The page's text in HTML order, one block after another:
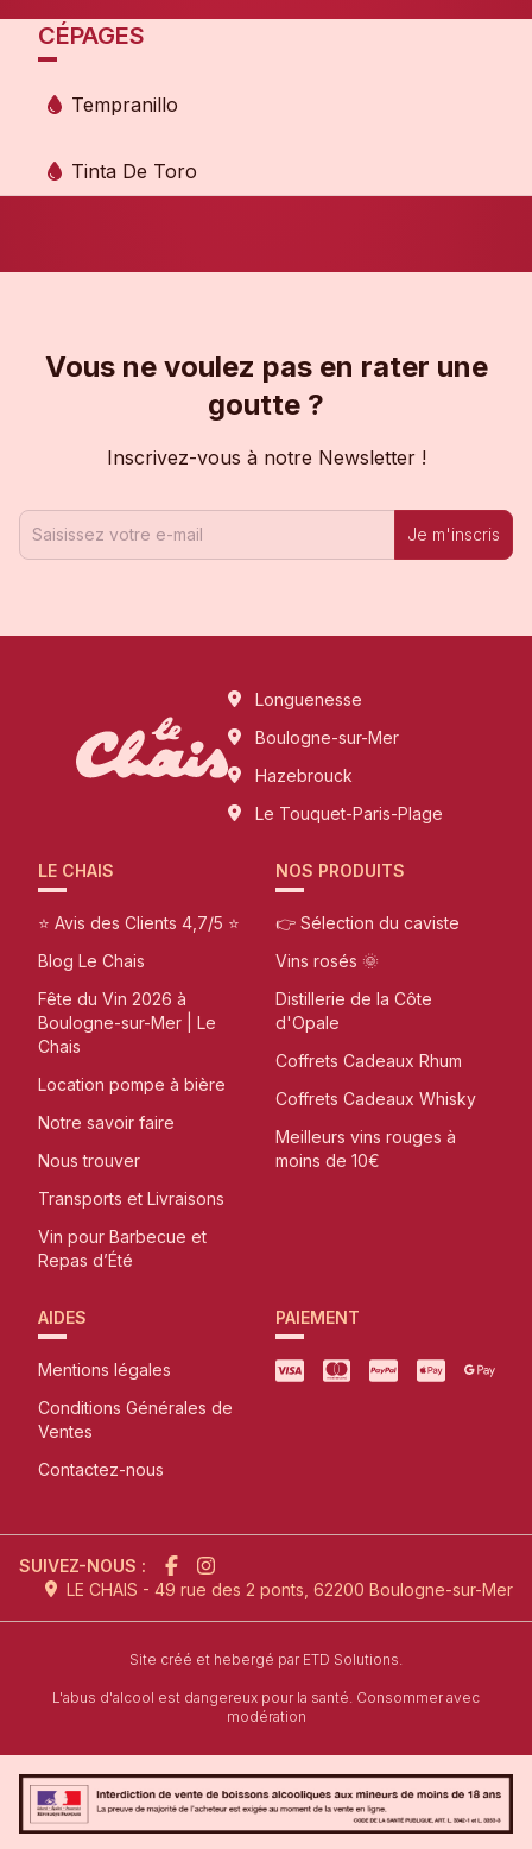
CÉPAGES
Tempranillo
Tinta De Toro
Vous ne voulez pas en rater une
goutte ?
Inscrivez-vous à notre Newsletter !
Je m'inscris
Longuenesse
Boulogne-sur-Mer
Hazebrouck
Le Touquet-Paris-Plage
LE CHAIS
⭐ Avis des Clients 4,7/5 ⭐
Blog Le Chais
Fête du Vin 2026 à
Boulogne-sur-Mer | Le
Chais
Location pompe à bière
Notre savoir faire
Nous trouver
Transports et Livraisons
Vin pour Barbecue et
Repas d’Été
NOS PRODUITS
👉 Sélection du caviste
Vins rosés 🌞
Distillerie de la Côte
d'Opale
Coffrets Cadeaux Rhum
Coffrets Cadeaux Whisky
Meilleurs vins rouges à
moins de 10€
AIDES
Mentions légales
Conditions Générales de
Ventes
Contactez-nous
PAIEMENT
SUIVEZ-NOUS :
LE CHAIS - 49 rue des 2 ponts, 62200 Boulogne-sur-Mer
Site créé et hebergé parl'agence de création de site
ETD Solutions.
L'abus d'alcool est dangereux pour la santé. Consommer avec
modération